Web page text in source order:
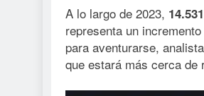
A lo largo de 2023,
representa un
para aventurarse,
que estará más cerca de